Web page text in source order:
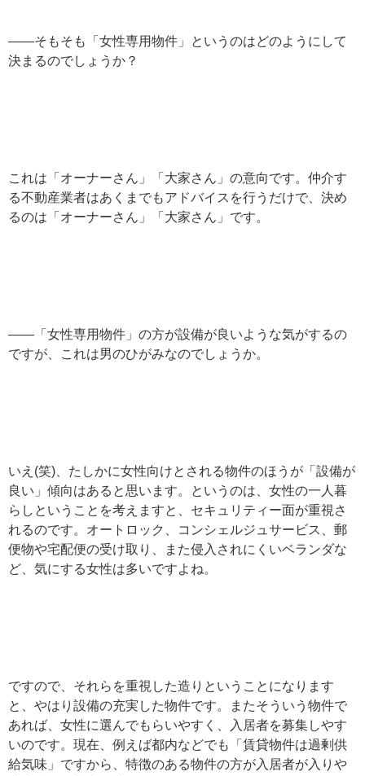
——そもそも「女性専用物件」というのはどのようにして
決まるのでしょうか？
これは「オーナーさん」「大家さん」の意向です。仲介す
る不動産業者はあくまでもアドバイスを行うだけで、決め
るのは「オーナーさん」「大家さん」です。
——「女性専用物件」の方が設備が良いような気がするの
ですが、これは男のひがみなのでしょうか。
いえ(笑)、たしかに女性向けとされる物件のほうが「設備が
良い」傾向はあると思います。というのは、女性の一人暮
らしということを考えますと、セキュリティー面が重視さ
れるのです。オートロック、コンシェルジュサービス、郵
便物や宅配便の受け取り、また侵入されにくいベランダな
ど、気にする女性は多いですよね。
ですので、それらを重視した造りということになります
と、やはり設備の充実した物件です。またそういう物件で
あれば、女性に選んでもらいやすく、入居者を募集しやす
いのです。現在、例えば都内などでも「賃貸物件は過剰供
給気味」ですから、特徴のある物件の方が入居者が入りや